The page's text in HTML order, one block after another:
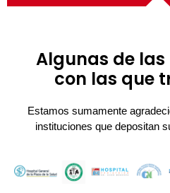
Algunas de
con las que
Estamos sumamente
instituciones que depositan